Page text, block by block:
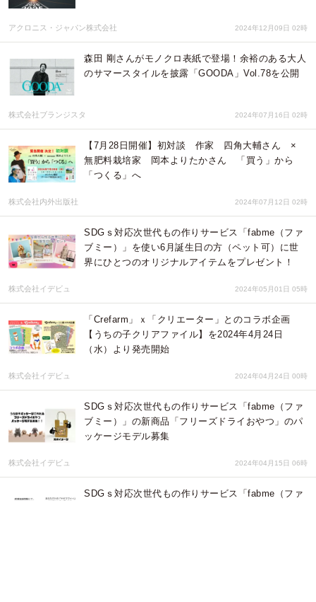
アクロニス・ジャパン株式会社 2024年12月09日 02時
森田 剛さんがモノクロ表紙で登場！余裕のある大人
のサマースタイルを披露「GOODA」Vol.78を公開
株式会社ブランジスタ 2024年07月16日 02時
【7月28日開催】初対談 作家 四角大輔さん ×
無肥料栽培家 岡本よりたかさん 「買う」から
「つくる」へ
株式会社内外出版社 2024年07月12日 02時
SDGｓ対応次世代もの作りサービス「fabme（ファ
ブミー）」を使い6月誕生日の方（ペット可）に世
界にひとつのオリジナルアイテムをプレゼント！
株式会社イデビュ 2024年05月01日 05時
「Crefarm」ｘ「クリエーター」とのコラボ企画
【うちの子クリアファイル】を2024年4月24日
（水）より発売開始
株式会社イデビュ 2024年04月24日 00時
SDGｓ対応次世代もの作りサービス「fabme（ファ
ブミー）」の新商品「フリーズドライおやつ」のパ
ッケージモデル募集
株式会社イデビュ 2024年04月15日 06時
SDGｓ対応次世代もの作りサービス「fabme（ファ